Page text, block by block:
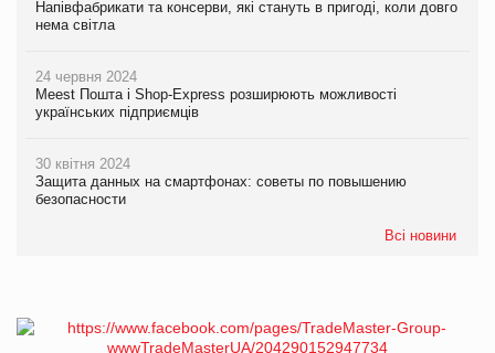
Напівфабрикати та консерви, які стануть в пригоді, коли довго
нема світла
24 червня 2024
Meest Пошта і Shop-Express розширюють можливості
українських підприємців
30 квітня 2024
Защита данных на смартфонах: советы по повышению
безопасности
Всі новини